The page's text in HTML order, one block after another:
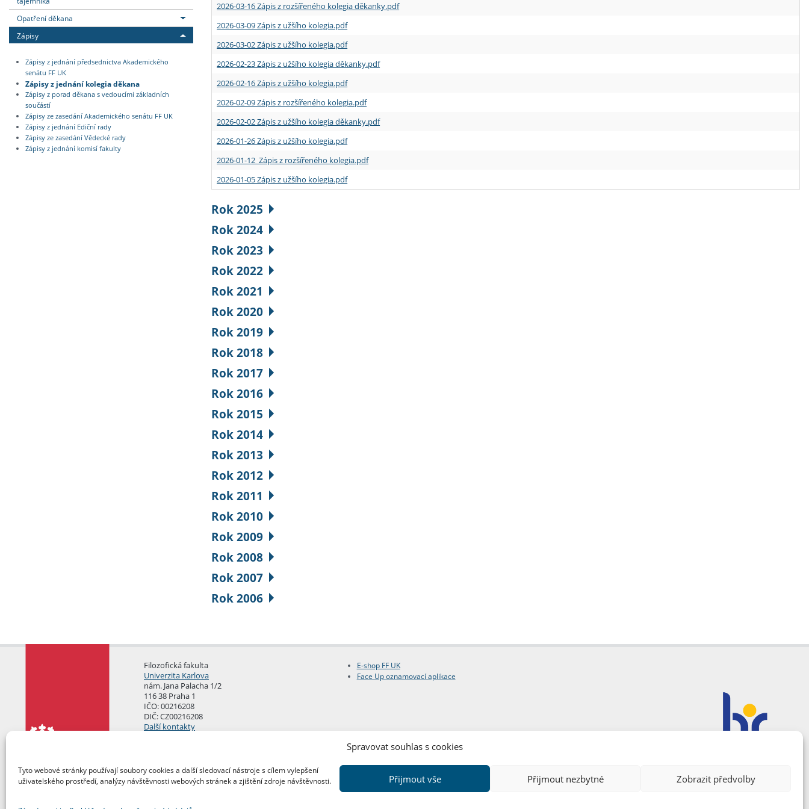
Spravovat souhlas s cookies
Tyto webové stránky používají soubory cookies a další sledovací nástroje s cílem vylepšení
uživatelského prostředí, analýzy návštěvnosti webových stránek a zjištění zdroje návštěvnosti.
Přijmout vše Přijmout nezbytné Zobrazit předvolby
Opatření děkana
Zápisy
Zápisy z jednání předsednictva Akademického
senátu FF UK
Zápisy z jednání kolegia děkana
Zápisy z porad děkana s vedoucími základních
součástí
Zápisy ze zasedání Akademického senátu FF UK
Zápisy z jednání Ediční rady
Zápisy ze zasedání Vědecké rady
Zápisy z jednání komisí fakulty
2026-03-16 Zápis z rozšířeného kolegia děkanky.pdf
2026-03-09 Zápis z užšího kolegia.pdf
2026-03-02 Zápis z užšího kolegia.pdf
2026-02-23 Zápis z užšího kolegia děkanky.pdf
2026-02-16 Zápis z užšího kolegia.pdf
2026-02-09 Zápis z rozšířeného kolegia.pdf
2026-02-02 Zápis z užšího kolegia děkanky.pdf
2026-01-26 Zápis z užšího kolegia.pdf
2026-01-12 Zápis z rozšířeného kolegia.pdf
2026-01-05 Zápis z užšího kolegia.pdf
Rok 2025
Rok 2024
Rok 2023
Rok 2022
Rok 2021
Rok 2020
Rok 2019
Rok 2018
Rok 2017
Rok 2016
Rok 2015
Rok 2014
Rok 2013
Rok 2012
Rok 2011
Rok 2010
Rok 2009
Rok 2008
Rok 2007
Rok 2006
Filozofická fakulta
Univerzita Karlova
nám. Jana Palacha 1/2
116 38 Praha 1
IČO: 00216208
DIČ: CZ00216208
Další kontakty
E-shop FF UK
Face Up oznamovací aplikace